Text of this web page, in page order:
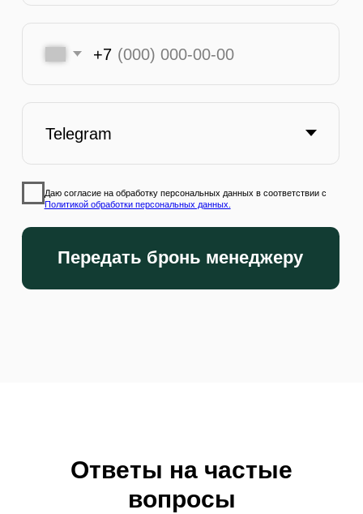
Ответы на частые
вопросы
Бронирование происходит через агентство
Насти Дьячковой
Поиск мест даже, когда "мест нет"
ресторана
Курируем ваш досуг и расширяем